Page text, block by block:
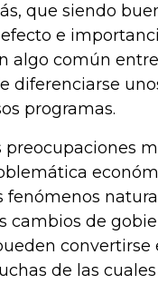
que siendo
e
algo común
diferenciarse
programas.
cambios de
convertirse
de las